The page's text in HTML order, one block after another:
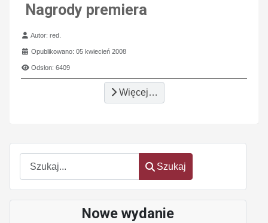
Szukaj
Szukaj
Nowe wydanie
Nagrody premiera
Szczegóły
Autor:red.
Opublikowano: 05 kwiecień 2008
Odsłon: 6409
Więcej…